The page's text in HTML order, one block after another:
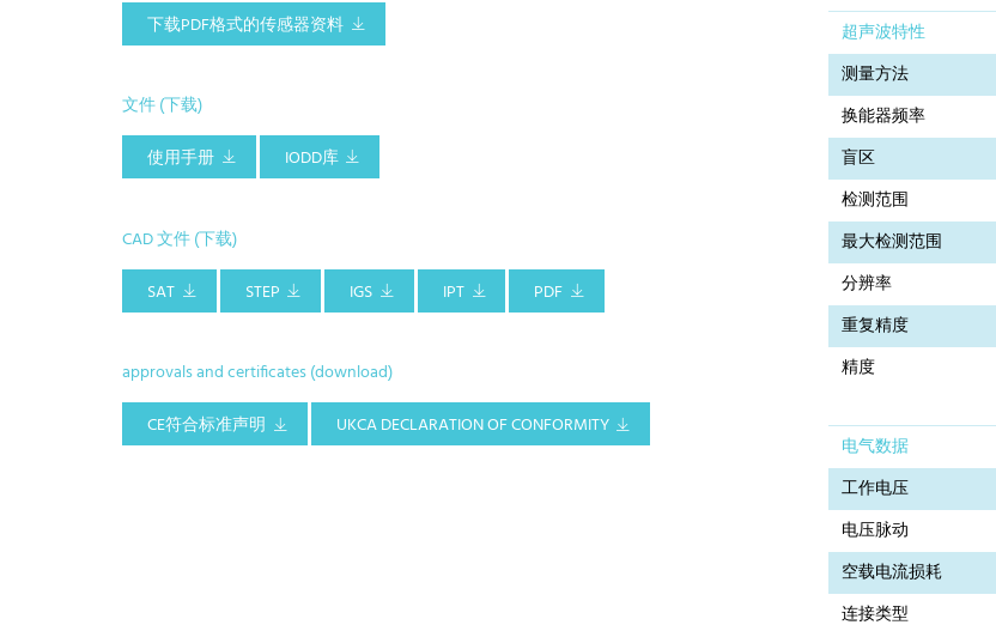
下载PDF格式的传感器资料
文件 (下载)
使用手册
IODD库
CAD 文件 (下载)
SAT
STEP IGS IPT PDF
approvals and certificates (download)
CE符合标准声明
UKCA DECLARATION OF CONFORMITY
超声波特性
测量方法
换能器频率
盲区
检测范围
最大检测范围
分辨率
重复精度
精度
电气数据
工作电压
电压脉动
空载电流损耗
连接类型